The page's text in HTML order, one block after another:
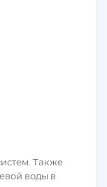
Также
воды в